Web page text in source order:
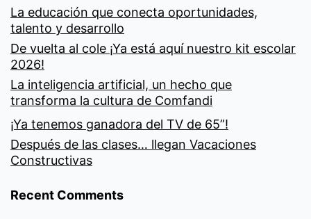
La educación que conecta oportunidades,
talento y desarrollo
De vuelta al cole ¡Ya está aquí nuestro kit escolar
2026!
La inteligencia artificial, un hecho que
transforma la cultura de Comfandi
¡Ya tenemos ganadora del TV de 65”!
Después de las clases… llegan Vacaciones
Constructivas
Recent Comments